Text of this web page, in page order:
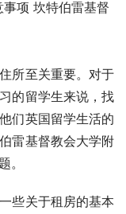
所至关重要。对于
的留学生来说，找
们英国留学生活的
雷基督教会大学附
。
些关于租房的基本